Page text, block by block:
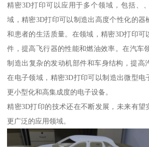
精密3D打印可以应用于多个领域，包括、
域，精密3D打印可以制造出高度个性化的器
和患者的生活质量。在领域，精密3D打印可
件，提高飞行器的性能和燃油效率。在汽车
制造出复杂的发动机部件和车身结构，提高
在电子领域，精密3D打印可以制造出微型电
更小型化和高集成度的电子设备。
精密3D打印的技术还在不断发展，未来有望
更广泛的应用领域。